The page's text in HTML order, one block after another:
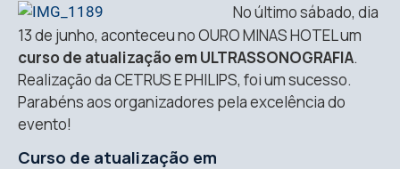
No último sábado, dia
13 de junho, aconteceu no OURO MINAS HOTEL um
curso de atualização em ULTRASSONOGRAFIA.
Realização da CETRUS E PHILIPS, foi um sucesso.
Parabéns aos organizadores pela excelência do
evento!
Curso de atualização em